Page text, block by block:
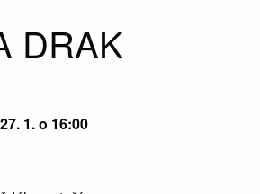
DRAK
1. o 16:00